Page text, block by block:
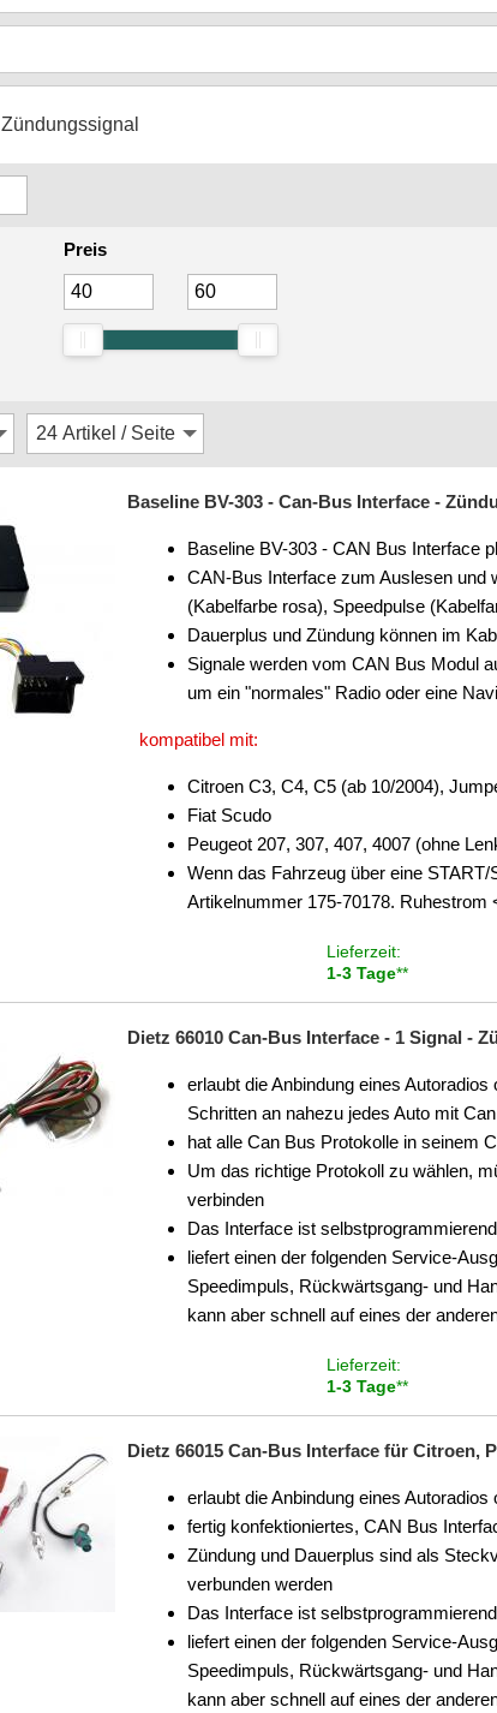
Zündungssignal
Preis
Baseline BV-303 - Can-Bus Interface -
Baseline BV-303 - CAN Bus Interface
CAN-Bus Interface zum Auslesen und
(Kabelfarbe rosa), Speedpulse
Dauerplus und Zündung können im
Signale werden vom CAN Bus Modul
um ein "normales" Radio oder eine
kompatibel mit:
Citroen C3, C4, C5 (ab 10/2004),
Fiat Scudo
Peugeot 207, 307, 407, 4007 (ohne
Wenn das Fahrzeug über eine
Artikelnummer 175-70178. Ruhestrom
Lieferzeit:
1-3 Tage**
Dietz 66010 Can-Bus Interface - 1 Signal -
erlaubt die Anbindung eines
Schritten an nahezu jedes Auto mit
hat alle Can Bus Protokolle in seinem
Um das richtige Protokoll zu wählen,
verbinden
Das Interface ist selbstprogrammierend
liefert einen der folgenden Service-
Speedimpuls, Rückwärtsgang- und
kann aber schnell auf eines der
Lieferzeit:
1-3 Tage**
Dietz 66015 Can-Bus Interface für Citroen,
erlaubt die Anbindung eines
fertig konfektioniertes, CAN Bus
Zündung und Dauerplus sind als
verbunden werden
Das Interface ist selbstprogrammierend
liefert einen der folgenden Service-
Speedimpuls, Rückwärtsgang- und
kann aber schnell auf eines der